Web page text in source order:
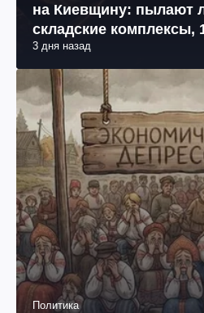
на Киевщину: пылают
складские комплексы,
раненых (фото, видео)
3 дня назад
Политика